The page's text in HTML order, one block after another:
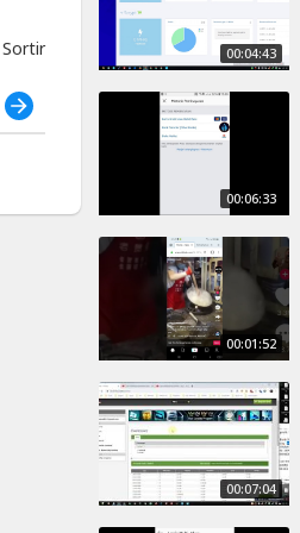
00:04:43
00:06:33
00:01:52
00:07:04
Sortir